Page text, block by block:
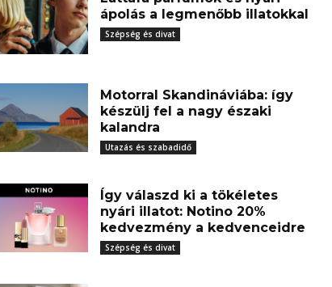
ápolás a legmenőbb illatokkal
Szépség és divat
Motorral Skandináviába: így
készülj fel a nagy északi
kalandra
Utazás és szabadidő
Így válaszd ki a tökéletes
nyári illatot: Notino 20%
kedvezmény a kedvenceidre
Szépség és divat